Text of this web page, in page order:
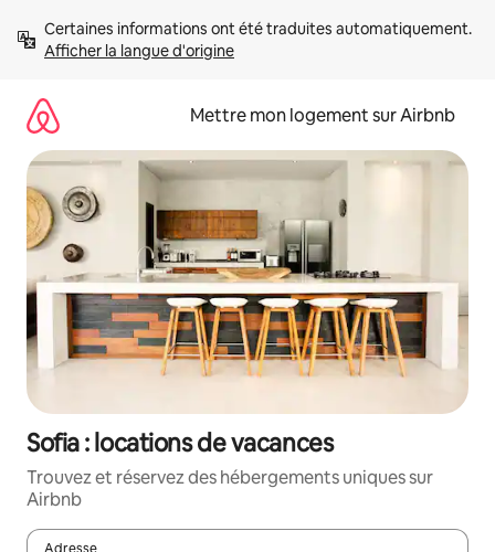
directement
Afficher la langue d'origine
Mettre mon logement sur Airbnb
Sofia : locations de vacances
Trouvez et réservez des hébergements uniques sur
Airbnb